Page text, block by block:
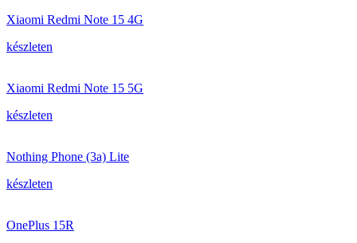
Xiaomi Redmi Note 15 4G
készleten
Xiaomi Redmi Note 15 5G
készleten
Nothing Phone (3a) Lite
készleten
OnePlus 15R